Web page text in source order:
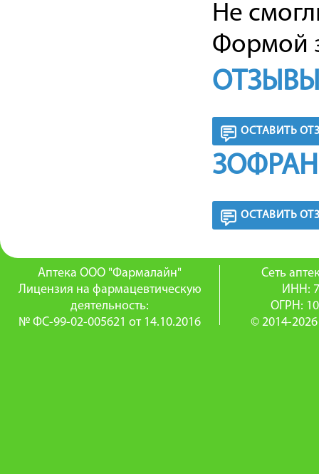
Не
Формой
ОСТАВИТЬ
ОСТАВИТЬ
Аптека ООО "Фармалайн"
Лицензия на фармацевтическую
деятельность:
№ ФС-99-02-005621 от 14.10.2016
Сеть
ИНН:
ОГРН:
© 2014-